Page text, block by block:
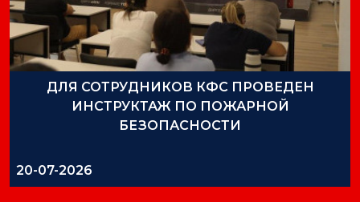
ДЛЯ СОТРУДНИКОВ КФС ПРОВЕДЕН
ИНСТРУКТАЖ ПО ПОЖАРНОЙ
БЕЗОПАСНОСТИ
20-07-2026